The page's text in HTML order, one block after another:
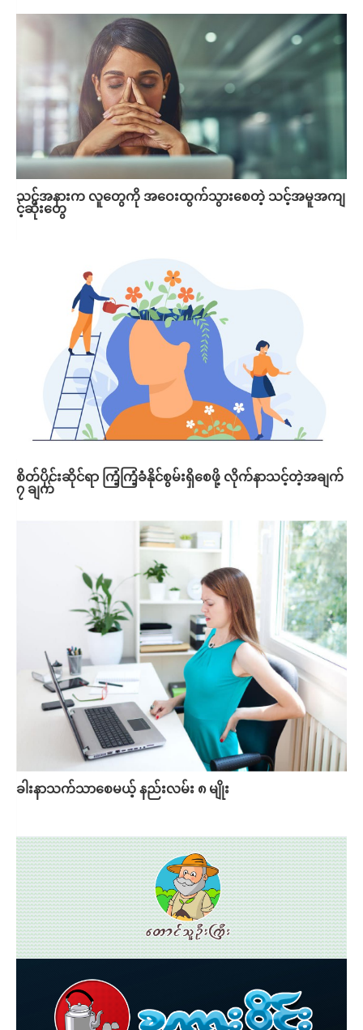
သင့်အနားက လူတွေကို အဝေးထွက်သွားစေတဲ့ သင့်အမူအကျ
င့်ဆိုးတွေ
စိတ်ပိုင်းဆိုင်ရာ ကြံ့ကြံ့ခံနိုင်စွမ်းရှိစေဖို့ လိုက်နာသင့်တဲ့အချက်
၇ ချက်
ခါးနာသက်သာစေမယ့် နည်းလမ်း ၈ မျိုး